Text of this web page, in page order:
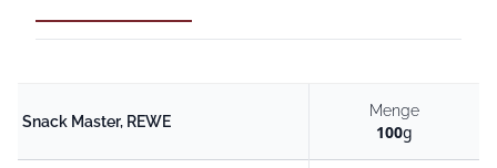
Snack Master, REWE
Menge
100g